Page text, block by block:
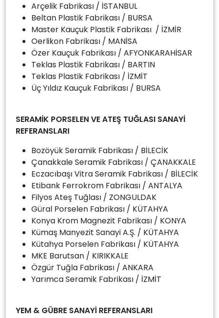
Arçelik Fabrikası / İSTANBUL
Beltan Plastik Fabrikası / BURSA
Master Kauçuk Plastik Fabrikası / İZMİR
Oerlikon Fabrikası / MANİSA
Özer Kauçuk Fabrikası / AFYONKARAHİSAR
Teklas Plastik Fabrikası / BARTIN
Teklas Plastik Fabrikası / İZMİT
Üç Yıldız Kauçuk Fabrikası / BURSA
SERAMİK PORSELEN VE ATEŞ TUĞLASI SANAYİ
REFERANSLARI
Bozöyük Seramik Fabrikası / BİLECİK
Çanakkale Seramik Fabrikası / ÇANAKKALE
Eczacıbaşı Vitra Seramik Fabrikası / BİLECİK
Etibank Ferrokrom Fabrikası / ANTALYA
Filyos Ateş Tuğlası / ZONGULDAK
Güral Porselen Fabrikası / KÜTAHYA
Konya Krom Magnezit Fabrikası / KONYA
Kümaş Manyezit Sanayi A.Ş. / KÜTAHYA
Kütahya Porselen Fabrikası / KÜTAHYA
MKE Barutsan / KIRIKKALE
Özgür Tuğla Fabrikası / ANKARA
Yarımca Seramik Fabrikası / İZMİT
YEM & GÜBRE SANAYİ REFERANSLARI